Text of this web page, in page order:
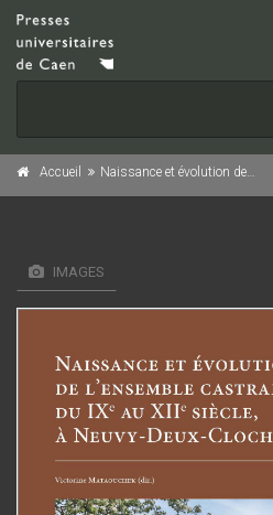
Accueil Naissance et évolution de l'ensemble castral de Vesvre, du IX
IMAGES